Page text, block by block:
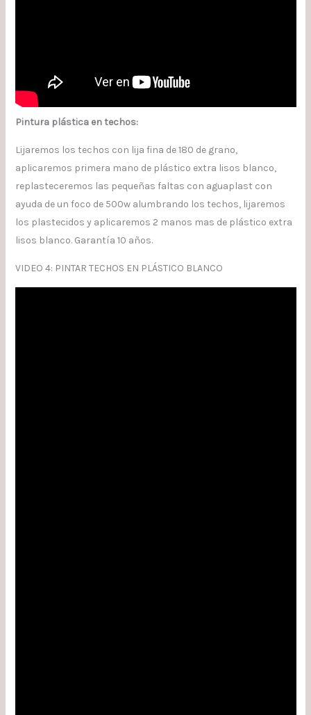
Pintura plástica en techos:
Lijaremos los techos con lija fina de 180 de grano,
aplicaremos primera mano de plástico extra lisos blanco,
replasteceremos las pequeñas faltas con aguaplast con
ayuda de un foco de 500w alumbrando los techos, lijaremos
los plastecidos y aplicaremos 2 manos mas de plástico extra
lisos blanco. Garantía 10 años.
VIDEO 4: PINTAR TECHOS EN PLÁSTICO BLANCO